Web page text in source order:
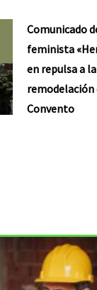
Comunicado
feminista
en repulsa a
remodelación
Convento